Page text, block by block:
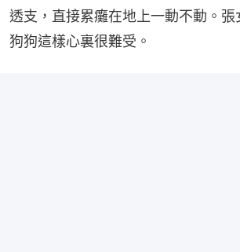
透支，直接累癱在地上一動不動。張
狗狗這樣心裏很難受。